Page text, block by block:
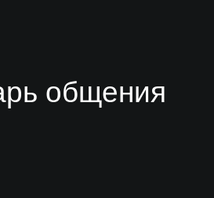
общения